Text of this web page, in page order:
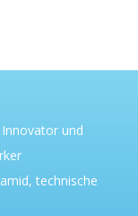
und
technische